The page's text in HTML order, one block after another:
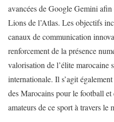
avancées de Google Gemini
Lions de l’Atlas. Les objectifs
canaux de communication
renforcement de la présence
valorisation de l’élite marocaine
internationale. Il s’agit
des Marocains pour le football et
amateurs de ce sport à travers le